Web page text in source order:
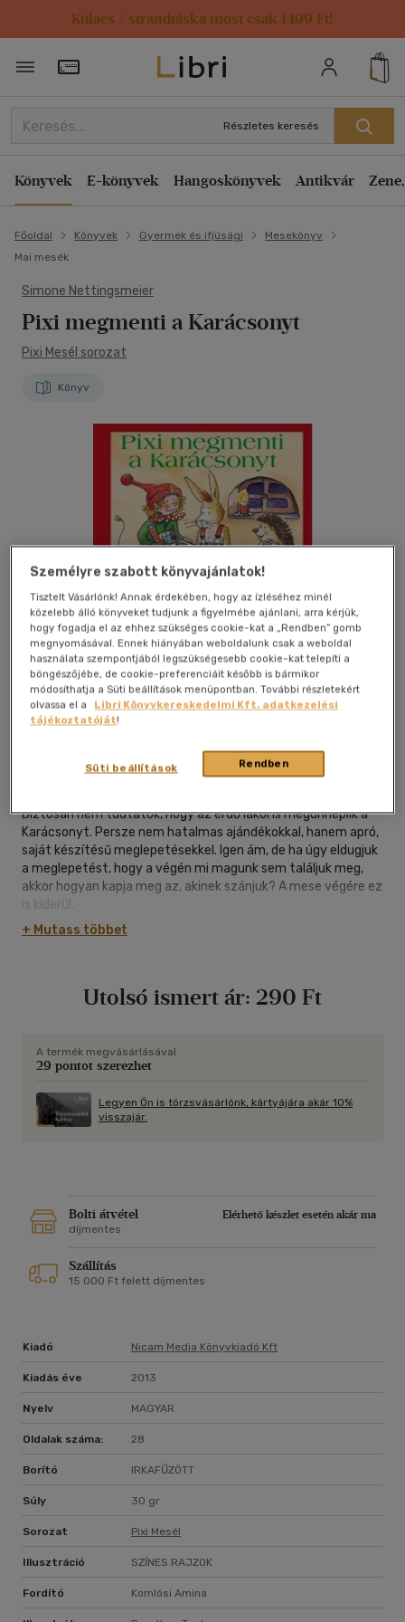
Kulacs / strandtáska most csak 1499 Ft!
Törzsvásárlói Kártya adatai
Részletes keresés
Könyvek E-könyvek Hangoskönyvek Antikvár
Főoldal Könyvek Gyermek és ifjúsági
Mesekönyv
Mai mesék
Simone Nettingsmeier
Pixi megmenti a Karácsonyt
Pixi Mesél sorozat
Könyv
Kívánságlistához adom Megosztom
2013|magyar nyelvű
irkafűzött|28 oldal
Biztosan nem tudtátok, hogy az erdő lakói is megünneplik a
Karácsonyt. Persze nem hatalmas ajándékokkal, hanem apró,
saját készítésű meglepetésekkel. Igen ám, de ha úgy eldugjuk
a meglepetést, hogy a végén mi magunk sem találjuk meg,
akkor hogyan kapja meg az, akinek szánjuk? A mese végére ez
is kiderül.
+ Mutass többet
Utolsó ismert ár: 290 Ft
A termék megvásárlásával
29 pontot szerezhet
Legyen Ön is törzsvásárlónk, kártyájára akár 10%
visszajár.
Bolti átvétel
Elérhető készlet esetén akár ma
díjmentes
Szállítás
15 000 Ft felett díjmentes
Kiadó Nicam Media Könyvkiadó Kft
Kiadás éve 2013
Nyelv MAGYAR
Oldalak száma: 28
Borító IRKAFŰZÖTT
Súly 30 gr
Sorozat Pixi Mesél
Illusztráció SZÍNES RAJZOK
Fordító Komlósi Amina
Személyre szabott könyvajánlatok!
Tisztelt Vásárlónk! Annak érdekében, hogy az ízléséhez minél
közelebb álló könyveket tudjunk a figyelmébe ajánlani, arra kérjük,
hogy fogadja el az ehhez szükséges cookie-kat a „Rendben” gomb
megnyomásával. Ennek hiányában weboldalunk csak a weboldal
használata szempontjából legszükségesebb cookie-kat telepíti a
böngészőjébe, de cookie-preferenciáit később is bármikor
módosíthatja a Süti beállítások menüpontban. További részletekért
olvassa el a
Libri Könyvkereskedelmi Kft. adatkezelési
tájékoztatóját!
Rendben
Süti beállítások